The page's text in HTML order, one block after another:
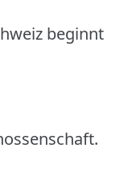
beginnt